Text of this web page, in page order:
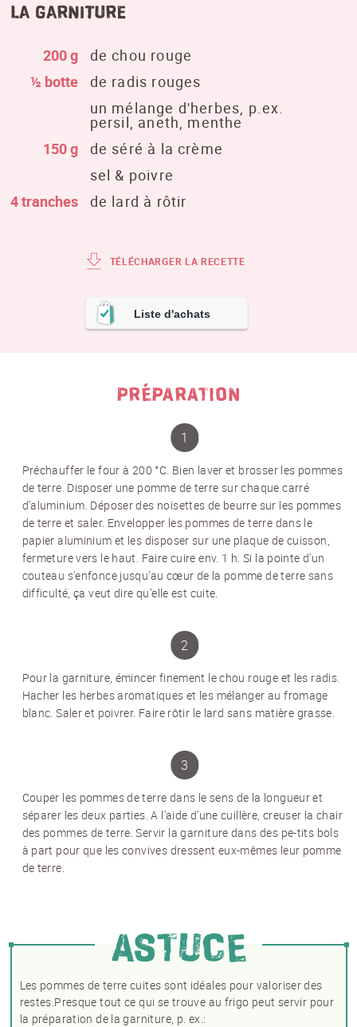
la garniture
200 g
de chou rouge
½ botte
de radis rouges
un mélange d'herbes, p.ex.
persil, aneth, menthe
150 g
de séré à la crème
sel & poivre
4 tranches
de lard à rôtir
TÉLÉCHARGER LA RECETTE
Liste d'achats
PRÉPARATION
Préchauffer le four à 200 °C. Bien laver et brosser les pommes
de terre. Disposer une pomme de terre sur chaque carré
d’aluminium. Déposer des noisettes de beurre sur les pommes
de terre et saler. Envelopper les pommes de terre dans le
papier aluminium et les disposer sur une plaque de cuisson,
fermeture vers le haut. Faire cuire env. 1 h. Si la pointe d’un
couteau s’enfonce jusqu’au cœur de la pomme de terre sans
difficulté, ça veut dire qu’elle est cuite.
Pour la garniture, émincer finement le chou rouge et les radis.
Hacher les herbes aromatiques et les mélanger au fromage
blanc. Saler et poivrer. Faire rôtir le lard sans matière grasse.
Couper les pommes de terre dans le sens de la longueur et
séparer les deux parties. A l’aide d’une cuillère, creuser la chair
des pommes de terre. Servir la garniture dans des pe-tits bols
à part pour que les convives dressent eux-mêmes leur pomme
de terre.
ASTUCE
Les pommes de terre cuites sont idéales pour valoriser des
restes.Presque tout ce qui se trouve au frigo peut servir pour
la préparation de la garniture, p. ex.:
Inscrivez-vous et recevez 12 fois par an les
nouvelles sur les pommes de terre.
Veuillez choisir...